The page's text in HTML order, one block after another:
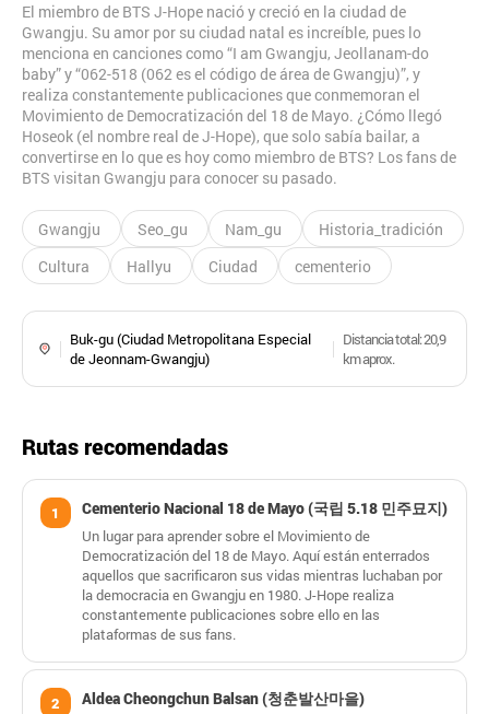
El miembro de BTS J-Hope nació y creció en la ciudad de
Gwangju. Su amor por su ciudad natal es increíble, pues lo
menciona en canciones como “I am Gwangju, Jeollanam-do
baby” y “062-518 (062 es el código de área de Gwangju)”, y
realiza constantemente publicaciones que conmemoran el
Movimiento de Democratización del 18 de Mayo. ¿Cómo llegó
Hoseok (el nombre real de J-Hope), que solo sabía bailar, a
convertirse en lo que es hoy como miembro de BTS? Los fans de
BTS visitan Gwangju para conocer su pasado.
Gwangju Seo_gu Nam_gu
Historia_tradición
Cultura
Hallyu Ciudad cementerio
Buk-gu (Ciudad Metropolitana Especial
de Jeonnam-Gwangju)
Distancia total: 20,9
km aprox.
Rutas recomendadas
1 Cementerio Nacional 18 de Mayo (국립 5.18 민주묘지)
Un lugar para aprender sobre el Movimiento de
Democratización del 18 de Mayo. Aquí están enterrados
aquellos que sacrificaron sus vidas mientras luchaban por
la democracia en Gwangju en 1980. J-Hope realiza
constantemente publicaciones sobre ello en las
plataformas de sus fans.
2 Aldea Cheongchun Balsan (청춘발산마을)